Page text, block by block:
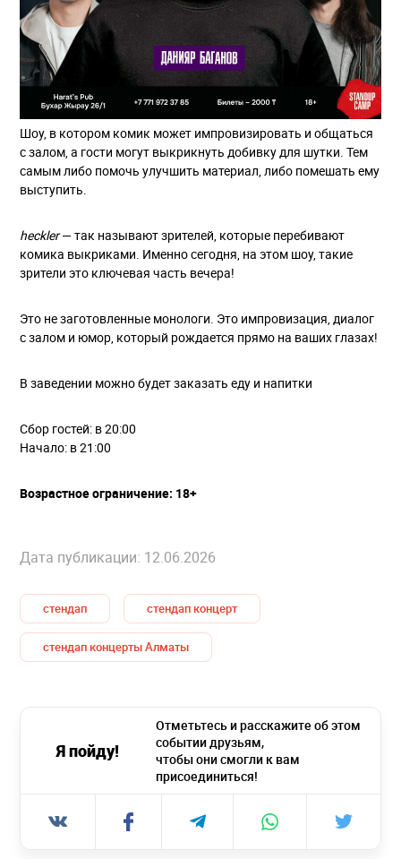
Шоу, в котором комик может импровизировать и общаться
с залом, а гости могут выкрикнуть добивку для шутки. Тем
самым либо помочь улучшить материал, либо помешать ему
выступить.
heckler— так называют зрителей, которые перебивают
комика выкриками. Именно сегодня, на этом шоу, такие
зрители это ключевая часть вечера!
Это не заготовленные монологи. Это импровизация, диалог
с залом и юмор, который рождается прямо на ваших глазах!
В заведении можно будет заказать еду и напитки
Сбор гостей: в 20:00
Начало: в 21:00
Возрастное ограничение: 18+
Дата публикации: 12.06.2026
стендап стендап концерт
стендап концерты Алматы
Я пойду!
Отметьтесь и расскажите об этом
событии друзьям,
чтобы они смогли к вам
присоединиться!